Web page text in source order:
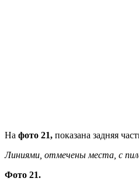
На фото 21, показана задняя
Линиями, отмечены места, с
Фото 21.